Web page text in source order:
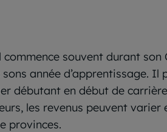
souvent durant son
année d’apprentissage.
débutant en début de
les revenus peuvent
provinces.